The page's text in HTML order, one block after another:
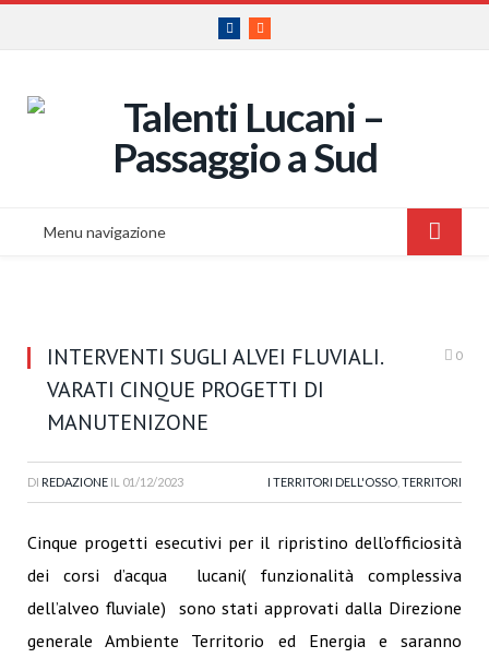
Facebook
RSS
Menu navigazione
INTERVENTI SUGLI ALVEI FLUVIALI.
VARATI CINQUE PROGETTI DI
MANUTENIZONE
0
DI REDAZIONE IL 01/12/2023 I TERRITORI DELL'OSSO TERRITORI
Cinque progetti esecutivi per il ripristino dell’officiosità
dei corsi d’acqua lucani( funzionalità complessiva
dell’alveo fluviale) sono stati approvati dalla Direzione
generale Ambiente Territorio ed Energia e saranno